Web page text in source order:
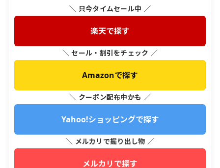
＼ 只今タイムセール中 ／
楽天で探す
＼ セール・割引をチェック ／
Amazonで探す
＼ クーポン配布中かも ／
Yahoo!ショッピングで探す
＼ メルカリで掘り出し物 ／
メルカリで探す